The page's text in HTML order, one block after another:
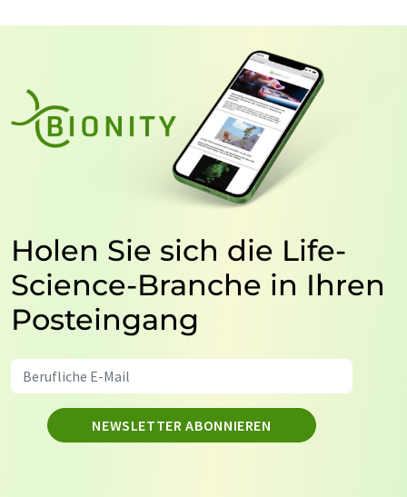
Holen Sie sich die Life-
Science-Branche in Ihren
Posteingang
NEWSLETTER ABONNIEREN